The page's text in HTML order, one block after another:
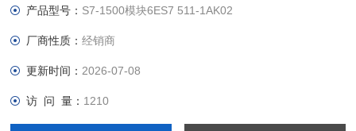
ET200 S SP 变频器V系列 MM系列 6SE70停产工程型变频器
产品型号： S7-1500模块6ES7 511-1AK02
厂商性质：经销商
更新时间： 2026-07-08
访 问 量： 1210